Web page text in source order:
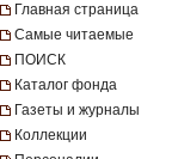
Главная страница
Самые читаемые
ПОИСК
Каталог фонда
Газеты и журналы
Коллекции